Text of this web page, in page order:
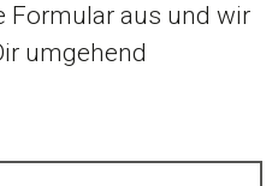
Formular aus und wir
umgehend